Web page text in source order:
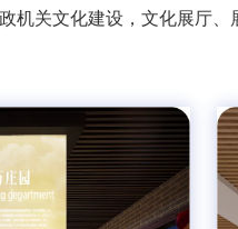
机关文化建设，文化展厅